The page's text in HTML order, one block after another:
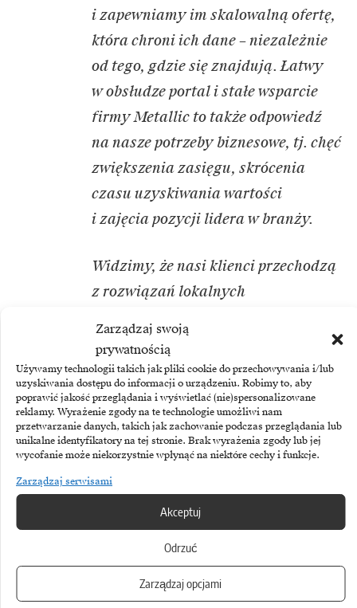
Zarządzaj swoją
prywatnością
Używamy technologii takich jak pliki cookie do przechowywania i/lub
uzyskiwania dostępu do informacji o urządzeniu. Robimy to, aby
poprawić jakość przeglądania i wyświetlać (nie)spersonalizowane
reklamy. Wyrażenie zgody na te technologie umożliwi nam
przetwarzanie danych, takich jak zachowanie podczas przeglądania lub
unikalne identyfikatory na tej stronie. Brak wyrażenia zgody lub jej
wycofanie może niekorzystnie wpłynąć na niektóre cechy i funkcje.
Zarządzaj serwisami
Akceptuj
Odrzuć
Zarządzaj opcjami
i zapewniamy im skalowalną ofertę,
która chroni ich dane – niezależnie
od tego, gdzie się znajdują. Łatwy
w obsłudze portal i stałe wsparcie
firmy Metallic to także odpowiedź
na nasze potrzeby biznesowe, tj. chęć
zwiększenia zasięgu, skrócenia
czasu uzyskiwania wartości
i zajęcia pozycji lidera w branży.
Widzimy, że nasi klienci przechodzą
z rozwiązań lokalnych
multicloud. Jest więc dla nich
kluczowe, by ich dane były
bezpieczne i by można było
odzyskać je w razie ataku
ransomware czy innych zagrożeń.
adresować źródła takich zagrożeń
i potrzebę uproszczenia systemów
zarządzania danymi, bez względu
na ich lokalizację. SoftwareONE
i Metallic wspólnie pomagają